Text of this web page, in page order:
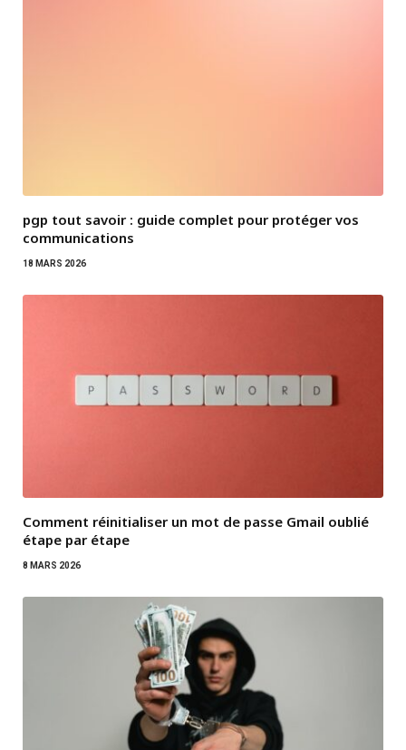
pgp tout savoir : guide complet pour protéger vos
communications
18 MARS 2026
Comment réinitialiser un mot de passe Gmail oublié
étape par étape
8 MARS 2026